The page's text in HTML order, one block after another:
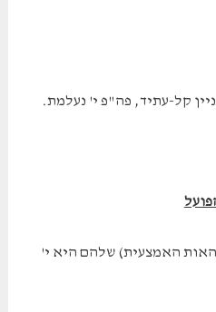
קל-עתיד, פה"פ י' נעלמת.
האמצעית) שלהם היא י'